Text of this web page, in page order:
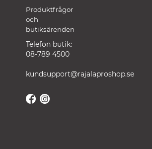
Produktfrågor
och
butiksärenden
Telefon butik:
08-789 4500
kundsupport@rajalaproshop.se